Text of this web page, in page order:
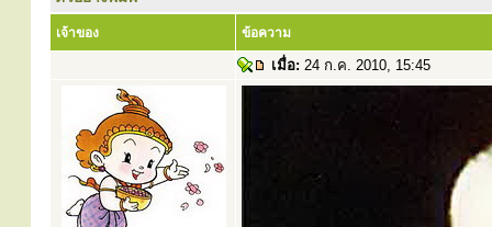
เจ้าของ ข้อความ
เมื่อ: 24 ก.ค. 2010, 15:45